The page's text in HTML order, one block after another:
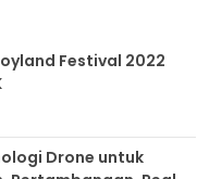
Festival 2022
Drone untuk